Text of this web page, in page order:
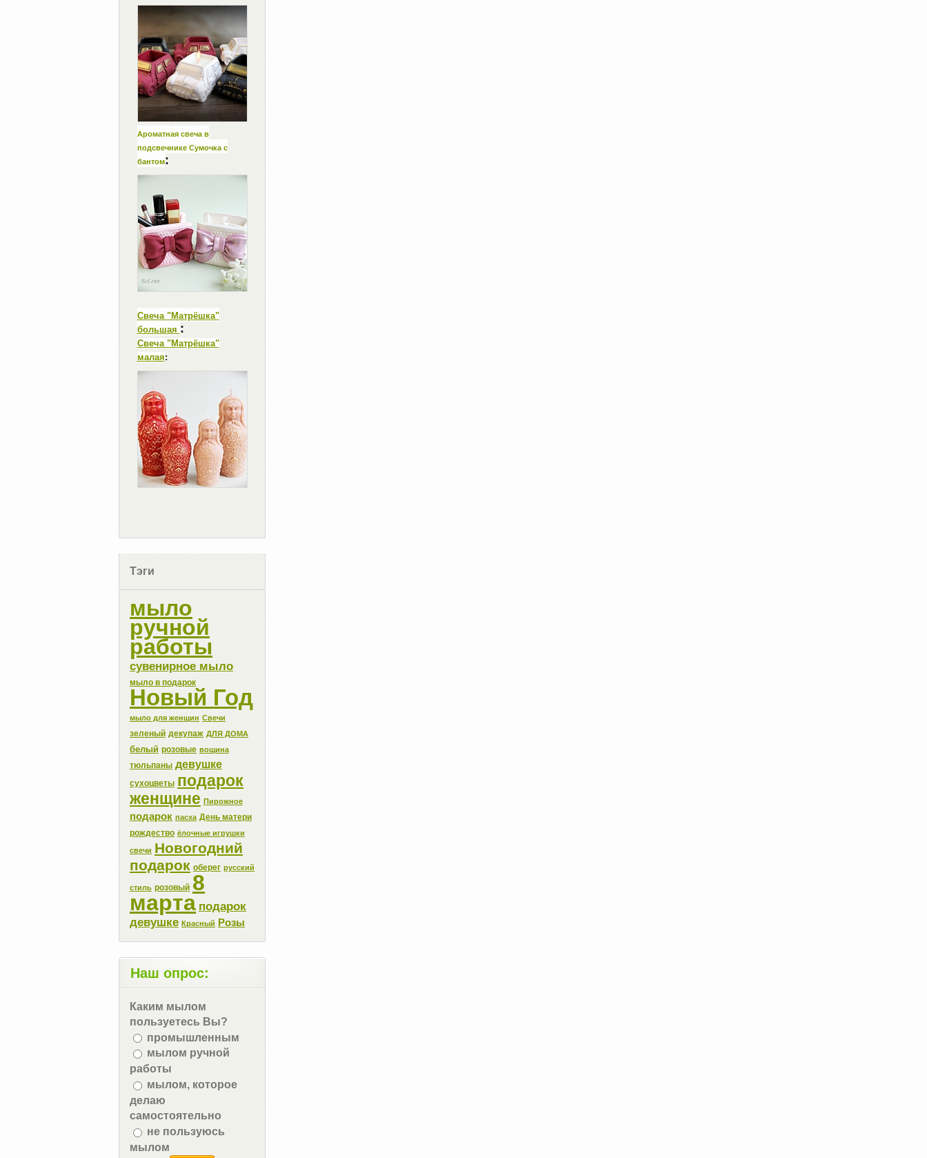
Ароматная свеча в
подсвечнике Сумочка с
бантом:
Свеча "Матрёшка"
большая :
Свеча "Матрёшка"
малая:
Тэги
мыло
ручной
работы
сувенирное мыло
мыло в подарок
Новый Год
мыло для женщин Свечи
зеленый декупаж ДЛЯ ДОМА
белый розовые вощина
тюльпаны девушке
сухоцветы подарок
женщине Пирожное
подарок пасха День матери
рождество ёлочные игрушки
свечи Новогодний
подарок оберег русский
стиль розовый 8
марта подарок
девушке Красный Розы
Наш опрос:
Каким мылом
пользуетесь Вы?
промышленным
мылом ручной
работы
мылом, которое
делаю
самостоятельно
не пользуюсь
мылом